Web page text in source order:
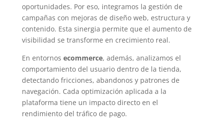
oportunidades. Por eso, integramos la gestión de
campañas con mejoras de diseño web, estructura y
contenido. Esta sinergia permite que el aumento de
visibilidad se transforme en crecimiento real.
En entornos ecommerce, además, analizamos el
comportamiento del usuario dentro de la tienda,
detectando fricciones, abandonos y patrones de
navegación. Cada optimización aplicada a la
plataforma tiene un impacto directo en el
rendimiento del tráfico de pago.